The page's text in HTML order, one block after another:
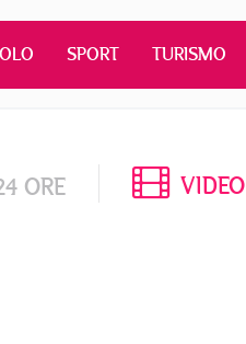
SPORT TURISMO
ORE VIDEO